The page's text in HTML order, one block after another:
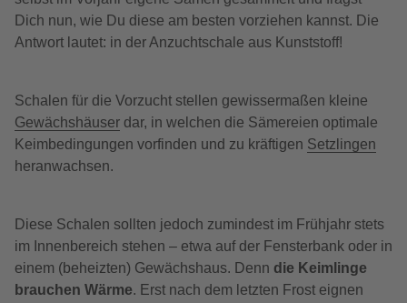
Dich nun, wie Du diese am besten vorziehen kannst. Die
Antwort lautet: in der Anzuchtschale aus Kunststoff!
Schalen für die Vorzucht stellen gewissermaßen kleine
Gewächshäuser dar, in welchen die Sämereien optimale
Keimbedingungen vorfinden und zu kräftigen Setzlingen
heranwachsen.
Diese Schalen sollten jedoch zumindest im Frühjahr stets
im Innenbereich stehen – etwa auf der Fensterbank oder in
einem (beheizten) Gewächshaus. Denn die Keimlinge
brauchen Wärme. Erst nach dem letzten Frost eignen